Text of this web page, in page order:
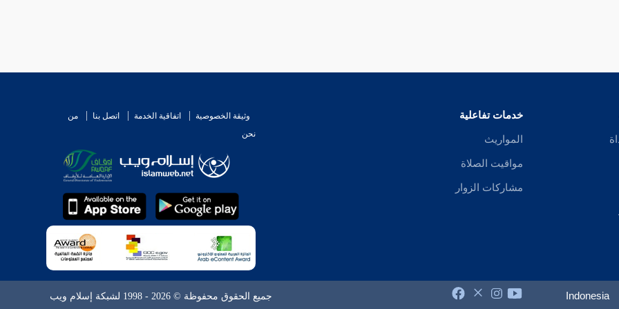
خدمات تفاعلية
المواريث
مواقيت الصلاة
مشاركات الزوار
وثيقة الخصوصية اتفاقية الخدمة اتصل بنا
من
نحن
Indonesia جميع الحقوق محفوظة © 2026 - 1998 لشبكة إسلام ويب